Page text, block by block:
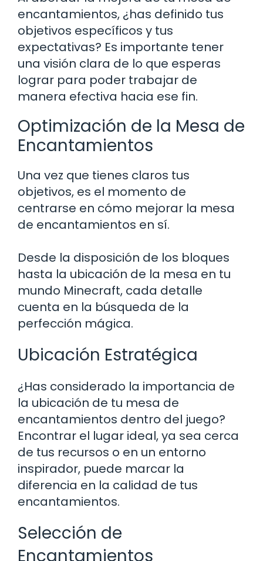
encantamientos, ¿has definido tus
objetivos específicos y tus
expectativas? Es importante tener
una visión clara de lo que esperas
lograr para poder trabajar de
manera efectiva hacia ese fin.
Optimización de la Mesa de
Encantamientos
Una vez que tienes claros tus
objetivos, es el momento de
centrarse en cómo mejorar la mesa
de encantamientos en sí.
Desde la disposición de los bloques
hasta la ubicación de la mesa en tu
mundo Minecraft, cada detalle
cuenta en la búsqueda de la
perfección mágica.
Ubicación Estratégica
¿Has considerado la importancia de
la ubicación de tu mesa de
encantamientos dentro del juego?
Encontrar el lugar ideal, ya sea cerca
de tus recursos o en un entorno
inspirador, puede marcar la
diferencia en la calidad de tus
encantamientos.
Selección de
Encantamientos